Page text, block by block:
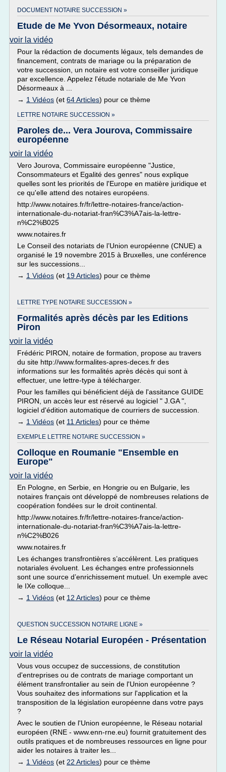
DOCUMENT NOTAIRE SUCCESSION »
Etude de Me Yvon Désormeaux, notaire
voir la vidéo
Pour la rédaction de documents légaux, tels demandes de
financement, contrats de mariage ou la préparation de
votre succession, un notaire est votre conseiller juridique
par excellence. Appelez l'étude notariale de Me Yvon
Désormeaux à ...
→ 1 Vidéos (et 64 Articles) pour ce thème
LETTRE NOTAIRE SUCCESSION »
Paroles de... Vera Jourova, Commissaire
européenne
voir la vidéo
Vero Jourova, Commissaire européenne "Justice,
Consommateurs et Egalité des genres" nous explique
quelles sont les priorités de l'Europe en matière juridique et
ce qu'elle attend des notaires européens.
http://www.notaires.fr/fr/lettre-notaires-france/action-
internationale-du-notariat-fran%C3%A7ais-la-lettre-
n%C2%B025
www.notaires.fr
Le Conseil des notariats de l’Union européenne (CNUE) a
organisé le 19 novembre 2015 à Bruxelles, une conférence
sur les successions...
→ 1 Vidéos (et 19 Articles) pour ce thème
LETTRE TYPE NOTAIRE SUCCESSION »
Formalités après décès par les Editions
Piron
voir la vidéo
Frédéric PIRON, notaire de formation, propose au travers
du site http://www.formalites-apres-deces.fr des
informations sur les formalités après décès qui sont à
effectuer, une lettre-type à télécharger.
Pour les familles qui bénéficient déjà de l'assitance GUIDE
PIRON, un accès leur est réservé au logiciel " J.GA ",
logiciel d'édition automatique de courriers de succession.
→ 1 Vidéos (et 11 Articles) pour ce thème
EXEMPLE LETTRE NOTAIRE SUCCESSION »
Colloque en Roumanie "Ensemble en
Europe"
voir la vidéo
En Pologne, en Serbie, en Hongrie ou en Bulgarie, les
notaires français ont développé de nombreuses relations de
coopération fondées sur le droit continental.
http://www.notaires.fr/fr/lettre-notaires-france/action-
internationale-du-notariat-fran%C3%A7ais-la-lettre-
n%C2%B026
www.notaires.fr
Les échanges transfrontières s’accélèrent. Les pratiques
notariales évoluent. Les échanges entre professionnels
sont une source d’enrichissement mutuel. Un exemple avec
le IXe colloque...
→ 1 Vidéos (et 12 Articles) pour ce thème
QUESTION SUCCESSION NOTAIRE LIGNE »
Le Réseau Notarial Européen - Présentation
voir la vidéo
Vous vous occupez de successions, de constitution
d'entreprises ou de contrats de mariage comportant un
élément transfrontalier au sein de l'Union européenne ?
Vous souhaitez des informations sur l'application et la
transposition de la législation européenne dans votre pays
?
Avec le soutien de l'Union européenne, le Réseau notarial
européen (RNE - www.enn-rne.eu) fournit gratuitement des
outils pratiques et de nombreuses ressources en ligne pour
aider les notaires à traiter les...
→ 1 Vidéos (et 22 Articles) pour ce thème